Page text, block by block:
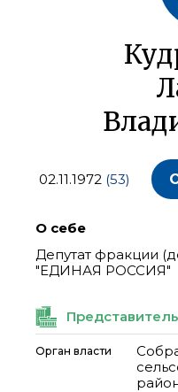
02.11.1972 (53)
О себе
Депутат фракции
"ЕДИНАЯ РОССИЯ"
Орган власти